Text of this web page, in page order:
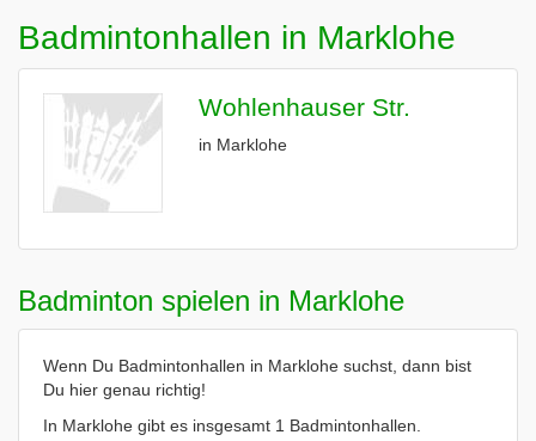
Badmintonhallen in Marklohe
Wohlenhauser Str.
in Marklohe
Badminton spielen in Marklohe
Wenn Du Badmintonhallen in Marklohe suchst, dann bist
Du hier genau richtig!
In Marklohe gibt es insgesamt 1 Badmintonhallen.